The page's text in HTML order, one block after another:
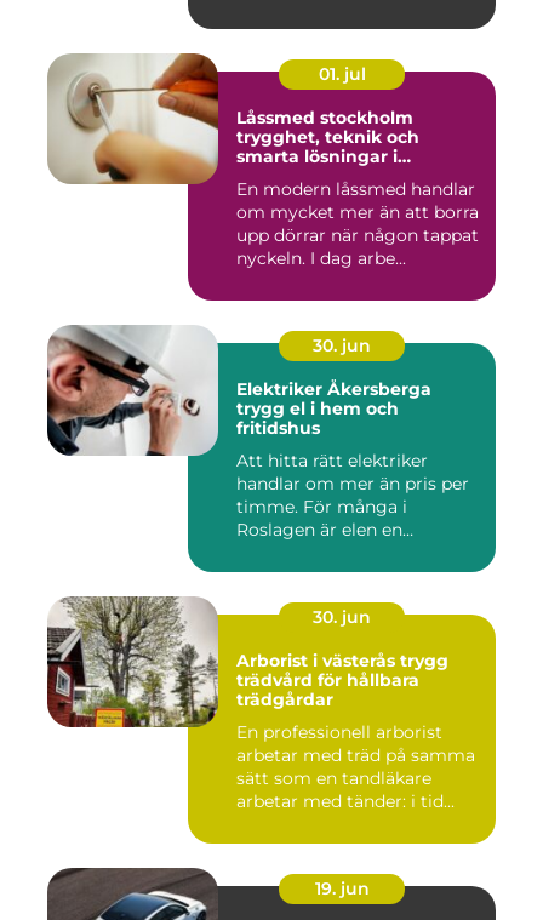
01. jul
Låssmed stockholm
trygghet, teknik och
smarta lösningar i
En modern låssmed handlar
om mycket mer än att borra
upp dörrar när någon tappat
nyckeln. I dag arbe...
30. jun
Elektriker Åkersberga
trygg el i hem och
fritidshus
Att hitta rätt elektriker
handlar om mer än pris per
timme. För många i
Roslagen är elen en
30. jun
Arborist i västerås trygg
trädvård för hållbara
trädgårdar
En professionell arborist
arbetar med träd på samma
sätt som en tandläkare
arbetar med tänder: i tid...
19. jun